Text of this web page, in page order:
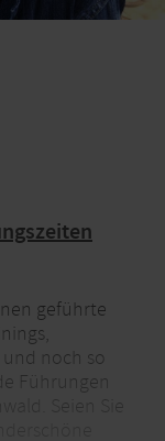
geführte
und noch so
Führungen